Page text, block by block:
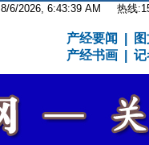
8/6/2026, 6:43:39 AM 热线
产经要闻
产经书画
记